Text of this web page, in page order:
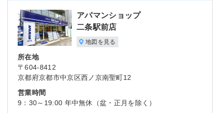
アパマンショップ
二条駅前店
地図を見る
所在地
〒604-8412
京都府京都市中京区西ノ京南聖町12
営業時間
9：30～19:00 年中無休（盆・正月を除く）